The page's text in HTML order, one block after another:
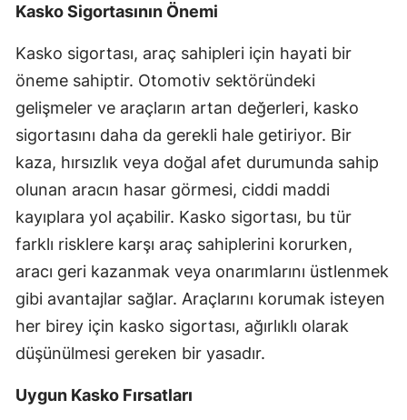
Yozgat
Zonguldak
Aksaray
Bayburt
Karaman
Kırıkkale
Batman
Şırnak
Bartın
Kasko Sigortasının Önemi
Kasko sigortası, araç sahipleri için hayati bir
öneme sahiptir. Otomotiv sektöründeki
gelişmeler ve araçların artan değerleri, kasko
sigortasını daha da gerekli hale getiriyor. Bir
kaza, hırsızlık veya doğal afet durumunda sahip
olunan aracın hasar görmesi, ciddi maddi
kayıplara yol açabilir. Kasko sigortası, bu tür
farklı risklere karşı araç sahiplerini korurken,
aracı geri kazanmak veya onarımlarını üstlenmek
gibi avantajlar sağlar. Araçlarını korumak isteyen
her birey için kasko sigortası, ağırlıklı olarak
düşünülmesi gereken bir yasadır.
Uygun Kasko Fırsatları